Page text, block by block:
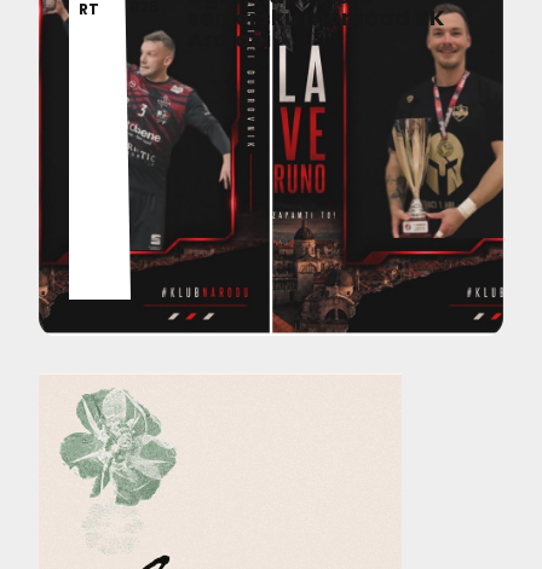
RT seniorsku momčad RK
Ardiaei